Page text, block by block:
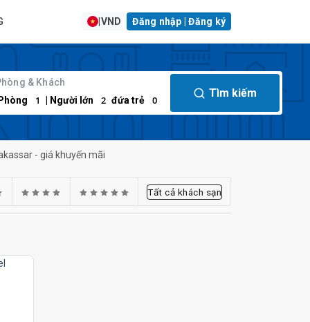
VND Đăng nhập | Đăng ký
& Khách
Phòng
1 | Người lớn 2 đứa trẻ 0
Tìm kiếm
- giá khuyến mãi
Tất cả khách sạn